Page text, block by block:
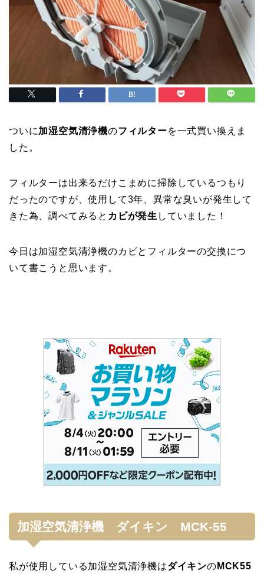
ついに加湿空気清浄機のフィルターを一式買い換えま
した。
フィルターは出来るだけこまめに掃除しているつもり
だったのですが、使用して3年、異常な臭いが発生して
きた為、調べてみると カビが発生 していました！
今日は加湿空気清浄機のカビとフィルターの交換につ
いて書こうと思います。
加湿空気清浄機 ダイキン MCK-55
私が使用している加湿空気清浄機はダイキンの MCK55